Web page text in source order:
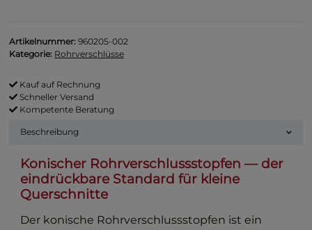
Artikelnummer: 960205-002
Kategorie: Rohrverschlüsse
Kauf auf Rechnung
Schneller Versand
Kompetente Beratung
Beschreibung
Konischer Rohrverschlussstopfen — der
eindrückbare Standard für kleine
Querschnitte
Der konische Rohrverschlussstopfen ist ein